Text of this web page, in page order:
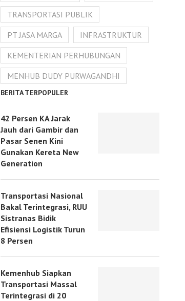
TRANSPORTASI PUBLIK
PT JASA MARGA
INFRASTRUKTUR
KEMENTERIAN PERHUBUNGAN
MENHUB DUDY PURWAGANDHI
BERITA TERPOPULER
42 Persen KA Jarak
Jauh dari Gambir dan
Pasar Senen Kini
Gunakan Kereta New
Generation
Transportasi Nasional
Bakal Terintegrasi, RUU
Sistranas Bidik
Efisiensi Logistik Turun
8 Persen
Kemenhub Siapkan
Transportasi Massal
Terintegrasi di 20